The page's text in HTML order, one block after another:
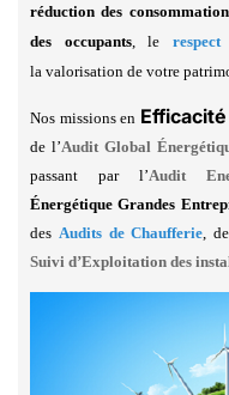
réduction des
des occupants, le
la valorisation de votre
Nos missions en
de l’Audit Global
passant par l’Audit
Énergétique Grandes
des Audits de Chaufferie,
Suivi d’Exploitation des